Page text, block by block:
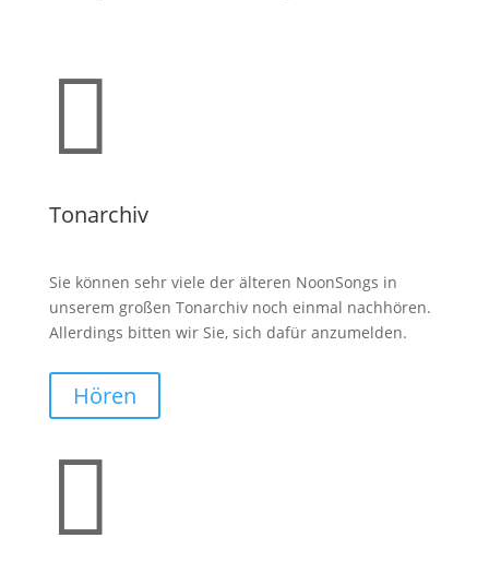

Tonarchiv
Sie können sehr viele der älteren NoonSongs in
unserem großen Tonarchiv noch einmal nachhören.
Allerdings bitten wir Sie, sich dafür anzumelden.
Hören
